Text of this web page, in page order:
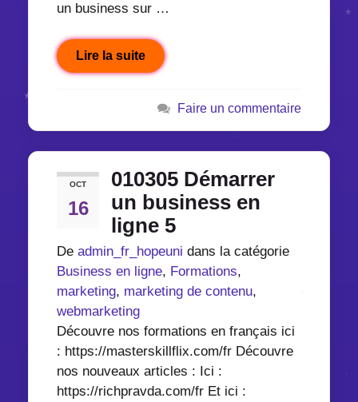
un business sur …
Lire la suite
Faire un commentaire
OCT
16
010305 Démarrer
un business en
ligne 5
De admin_fr_hopeuni dans la catégorie
Business en ligne, Formations,
marketing, marketing de contenu,
webmarketing
Découvre nos formations en français ici
: https://masterskillflix.com/fr Découvre
nos nouveaux articles : Ici :
https://richpravda.com/fr Et ici :